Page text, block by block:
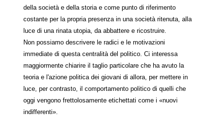
della società e della storia e come punto di riferimento
costante per la propria presenza in una società ritenuta, alla
luce di una rinata utopia, da abbattere e ricostruire.
Non possiamo descrivere le radici e le motivazioni
immediate di questa centralità del politico. Ci interessa
maggiormente chiarire il taglio particolare che ha avuto la
teoria e l'azione politica dei giovani di allora, per mettere in
luce, per contrasto, il comportamento politico di quelli che
oggi vengono frettolosamente etichettati come i «nuovi
indifferenti».